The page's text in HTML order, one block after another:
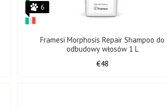
6
Framesi Morphosis Repair Shampoo do
odbudowy włosów 1 L
€48